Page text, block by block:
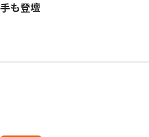
手も登壇